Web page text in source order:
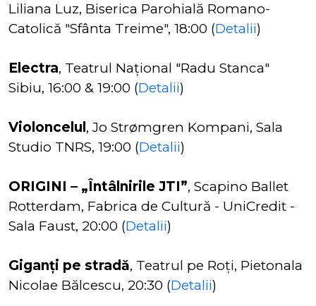
Liliana Luz, Biserica Parohială Romano-
Catolică "Sfânta Treime", 18:00 (Detalii)
Electra, Teatrul Naţional "Radu Stanca"
Sibiu, 16:00 & 19:00 (Detalii)
Violoncelul , Jo Strømgren Kompani, Sala
Studio TNRS, 19:00 (Detalii)
ORIGINI – „Întâlnirile JTI”, Scapino Ballet
Rotterdam, Fabrica de Cultură - UniCredit -
Sala Faust, 20:00 (Detalii)
Giganți pe stradă, Teatrul pe Roți, Pietonala
Nicolae Bălcescu, 20:30 (Detalii)